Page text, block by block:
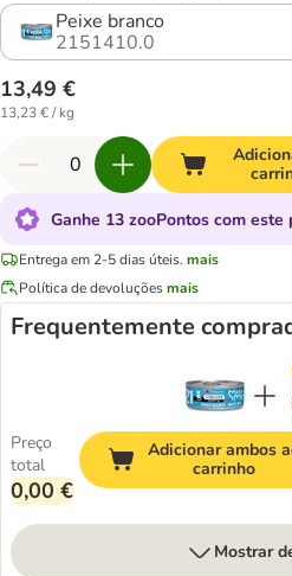
Peixe branco
2151410.0
13,49 €
13,23 € / kg
Ganhe 13 zooPontos com este
Entrega em 2-5 dias úteis. mais
Política de devoluçõesmais
Frequentemente
Preço
total
0,00 €
Adicionar ambos
carrinho
Mostrar